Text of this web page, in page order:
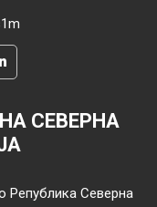
СЕВЕРНА
Република Северна